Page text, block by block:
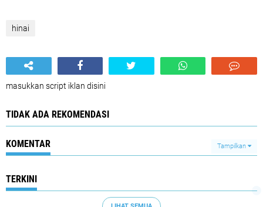
hinai
masukkan script iklan disini
TIDAK ADA REKOMENDASI
KOMENTAR Tampilkan
TERKINI